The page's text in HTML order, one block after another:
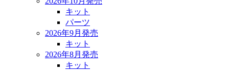
キット
パーツ
2026年9月発売
キット
2026年8月発売
キット